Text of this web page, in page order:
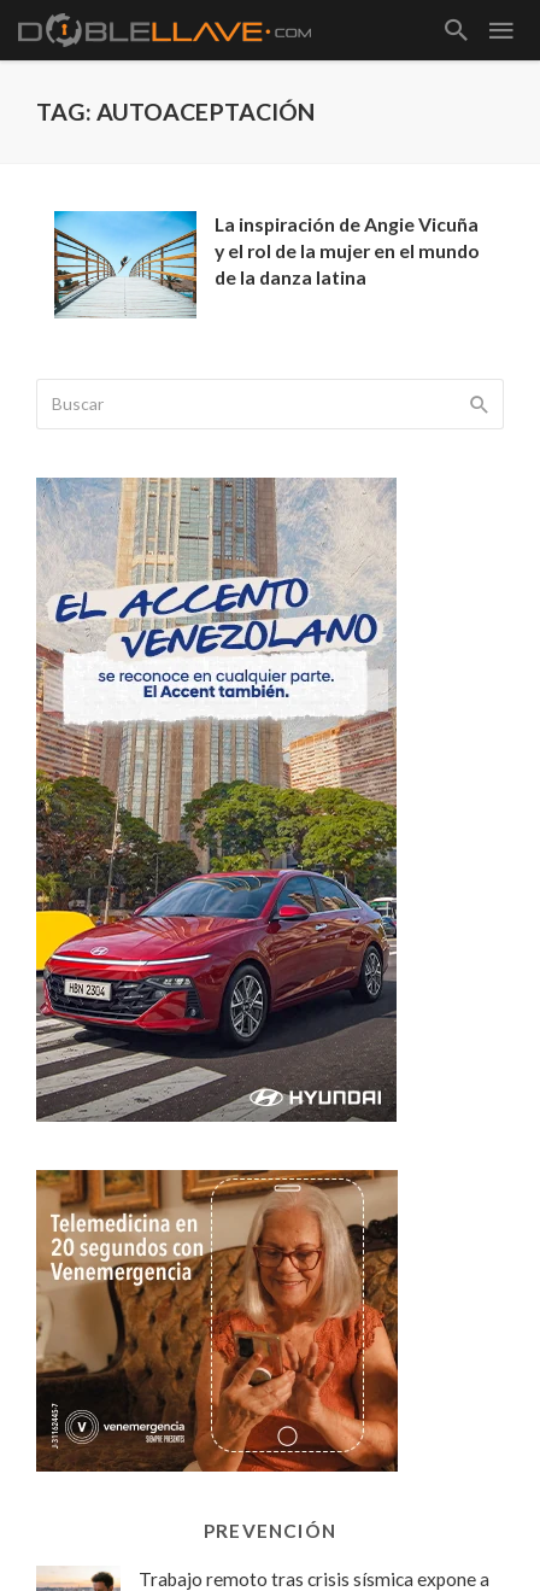
TAG: AUTOACEPTACIÓN
La inspiración de Angie Vicuña
y el rol de la mujer en el mundo
de la danza latina
PREVENCIÓN
Trabajo remoto tras crisis sísmica expone a